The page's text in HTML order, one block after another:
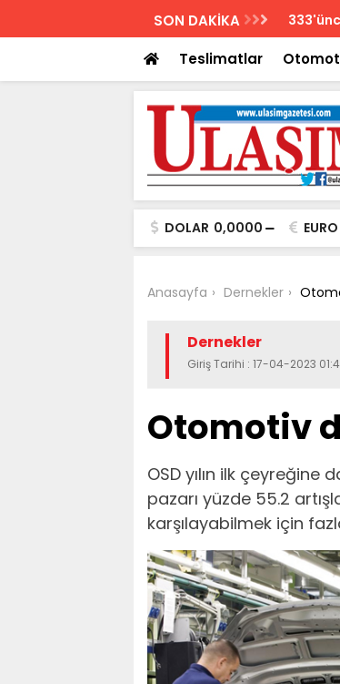
SON DAKİKA Biletler
Teslimatlar
DOLAR 0,0000 EURO
Anasayfa Dernekler
Dernekler
Giriş Tarihi : 17-04-2023
Otomotiv
OSD yılın ilk çeyreğine
pazarı yüzde 55.2
karşılayabilmek için